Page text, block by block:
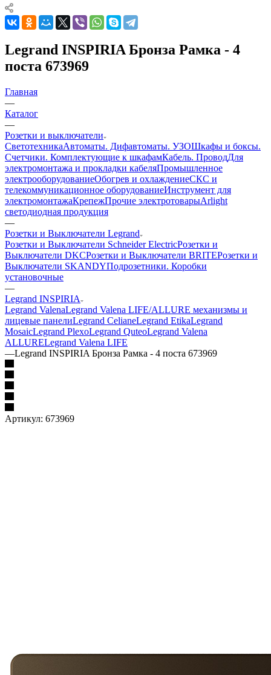
Legrand INSPIRIA Бронза Рамка - 4
поста 673969
Главная
—
Каталог
—
Розетки и выключатели
СветотехникаАвтоматы. Дифавтоматы. УЗОШкафы и боксы.
Счетчики. Комплектующие к шкафамКабель. ПроводДля
электромонтажа и прокладки кабеляПромышленное
электрооборудованиеОбогрев и охлаждениеСКС и
телекоммуникационное оборудованиеИнструмент для
электромонтажаКрепежПрочие электротоварыArlight
светодиодная продукция
—
Розетки и Выключатели Legrand
Розетки и Выключатели Schneider ElectricРозетки и
Выключатели DKCРозетки и Выключатели BRITEРозетки и
Выключатели SKANDYПодрозетники. Коробки
установочные
—
Legrand INSPIRIA
Legrand ValenaLegrand Valena LIFE/ALLURE механизмы и
лицевые панелиLegrand CelianeLegrand EtikaLegrand
MosaicLegrand PlexoLegrand QuteoLegrand Valena
ALLURELegrand Valena LIFE
—Legrand INSPIRIA Бронза Рамка - 4 поста 673969
Артикул: 673969